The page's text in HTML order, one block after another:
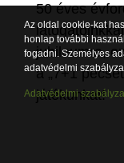
50 éves
jubileumra,
a „7+1
játékunkat!
Az oldal cookie-kat
honlap további
fogadni. Személyes
adatvédelmi
Adatvédelmi